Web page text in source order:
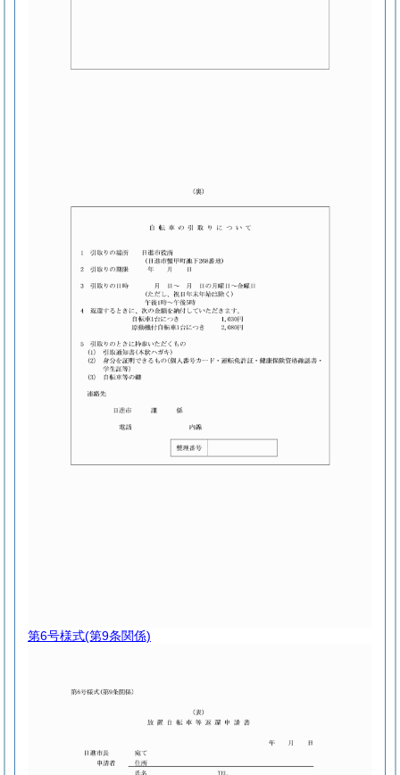
第6号様式(第9条関係)